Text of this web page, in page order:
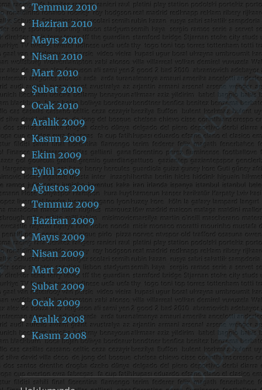
Temmuz 2010
Haziran 2010
Mayıs 2010
Nisan 2010
Mart 2010
Şubat 2010
Ocak 2010
Aralık 2009
Kasım 2009
Ekim 2009
Eylül 2009
Ağustos 2009
Temmuz 2009
Haziran 2009
Mayıs 2009
Nisan 2009
Mart 2009
Şubat 2009
Ocak 2009
Aralık 2008
Kasım 2008